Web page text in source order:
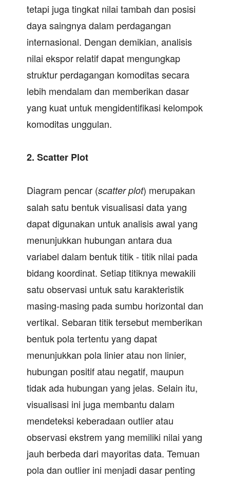
tetapi juga tingkat nilai tambah dan posisi
daya saingnya dalam perdagangan
internasional. Dengan demikian, analisis
nilai ekspor relatif dapat mengungkap
struktur perdagangan komoditas secara
lebih mendalam dan memberikan dasar
yang kuat untuk mengidentifikasi kelompok
komoditas unggulan.
2. Scatter Plot
Diagram pencar (scatter plot) merupakan
salah satu bentuk visualisasi data yang
dapat digunakan untuk analisis awal yang
menunjukkan hubungan antara dua
variabel dalam bentuk titik - titik nilai pada
bidang koordinat. Setiap titiknya mewakili
satu observasi untuk satu karakteristik
masing-masing pada sumbu horizontal dan
vertikal. Sebaran titik tersebut memberikan
bentuk pola tertentu yang dapat
menunjukkan pola linier atau non linier,
hubungan positif atau negatif, maupun
tidak ada hubungan yang jelas. Selain itu,
visualisasi ini juga membantu dalam
mendeteksi keberadaan outlier atau
observasi ekstrem yang memiliki nilai yang
jauh berbeda dari mayoritas data. Temuan
pola dan outlier ini menjadi dasar penting